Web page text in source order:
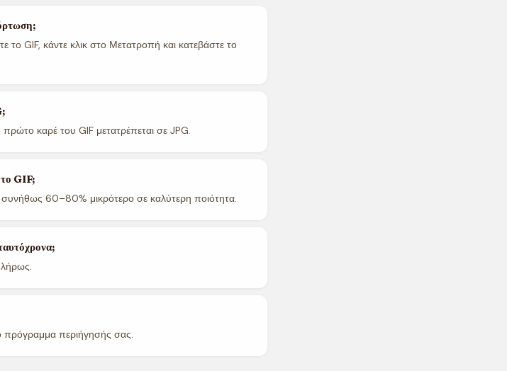
το GIF, κάντε κλικ στο Μετατροπή και κατεβάστε το
καρέ του GIF μετατρέπεται σε JPG.
GIF;
συνήθως 60–80% μικρότερο σε καλύτερη ποιότητα.
πρόγραμμα περιήγησής σας.